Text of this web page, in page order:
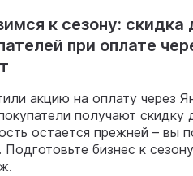
к сезону: скидка
при оплате
акцию на оплату через
получают скидку
остается прежней – вы
Подготовьте бизнес к